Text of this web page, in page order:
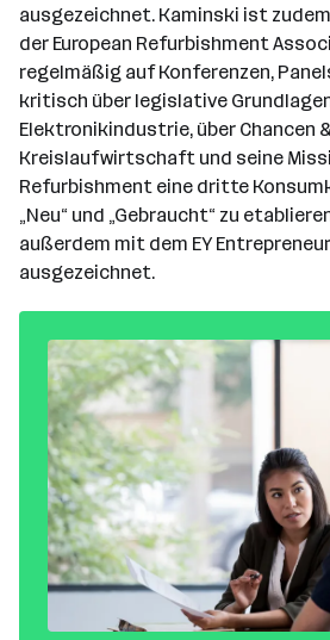
ausgezeichnet. Kaminski ist
der European Refurbishment
regelmäßig auf Konferenzen,
kritisch über legislative
Elektronikindustrie, über Chancen
Kreislaufwirtschaft und seine
Refurbishment eine dritte
„Neu“ und „Gebraucht“ zu
außerdem mit dem EY
ausgezeichnet.